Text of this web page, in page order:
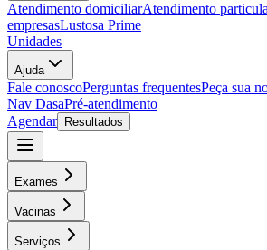
Atendimento domiciliarAtendimento
empresasLustosa Prime
Unidades
Ajuda
Fale conoscoPerguntas frequentesPeça sua
Nav DasaPré-atendimento
Agendar
Resultados
Exames
Vacinas
Serviços